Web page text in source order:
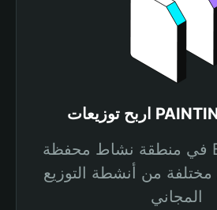
في منطقة نشاط محفظة Bitget Wallet،
مختلفة من أنشطة التوزيع
المجاني